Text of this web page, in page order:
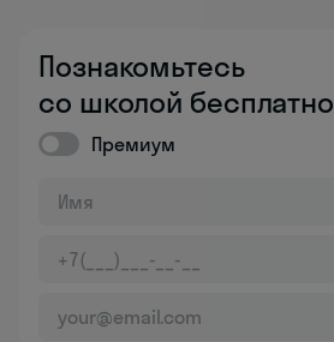
Познакомьтесь
со школой бесплатно
Премиум